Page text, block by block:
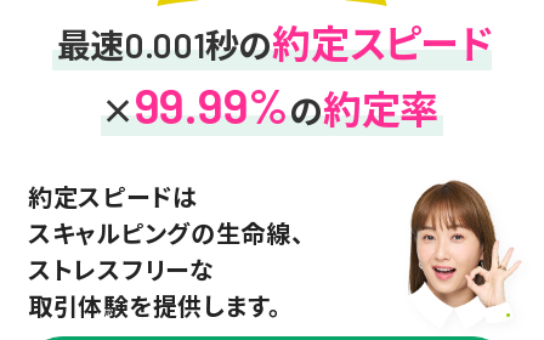
最速0.001秒の約定スピード
×99.99%の約定率
約定スピードは
スキャルピングの生命線、
ストレスフリーな
取引体験を提供します。